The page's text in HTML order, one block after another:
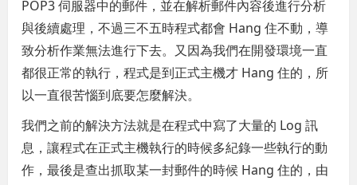
POP3 伺服器中的郵件，並在解析郵件內容後進行分析
與後續處理，不過三不五時程式都會 Hang 住不動，導
致分析作業無法進行下去。又因為我們在開發環境一直
都很正常的執行，程式是到正式主機才 Hang 住的，所
以一直很苦惱到底要怎麼解決。
我們之前的解決方法就是在程式中寫了大量的 Log 訊
息，讓程式在正式主機執行的時候多紀錄一些執行的動
作，最後是查出抓取某一封郵件的時候 Hang 住的，由